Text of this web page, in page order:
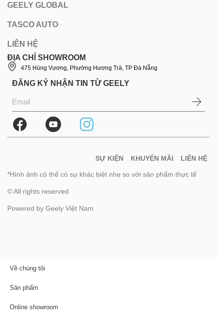
GEELY GLOBAL
TASCO AUTO
LIÊN HỆ
ĐỊA CHỈ SHOWROOM
475 Hùng Vương, Phường Hương Trà, TP Đà Nẵng
ĐĂNG KÝ NHẬN TIN TỪ GEELY
© All rights reserved
Powered by Geely Việt Nam
*Hình ảnh có thể có sự khác biệt nhẹ so với sản phẩm thực tế
SỰ KIỆN KHUYẾN MÃI LIÊN HỆ
Về chúng tôi
Sản phẩm
Online showroom